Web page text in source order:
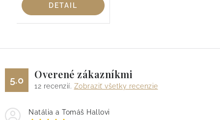
DETAIL
5.0 Overené zákazníkmi
12 recenzií. Zobraziť všetky recenzie
Natália a Tomáš Hallovi